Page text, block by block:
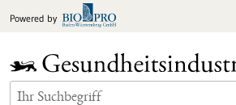
Inhalt
Powered by